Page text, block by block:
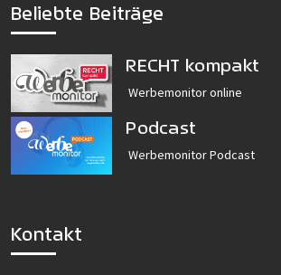
Beliebte Beiträge
RECHT kompakt
Werbemonitor online
Podcast
Werbemonitor Podcast
Kontakt